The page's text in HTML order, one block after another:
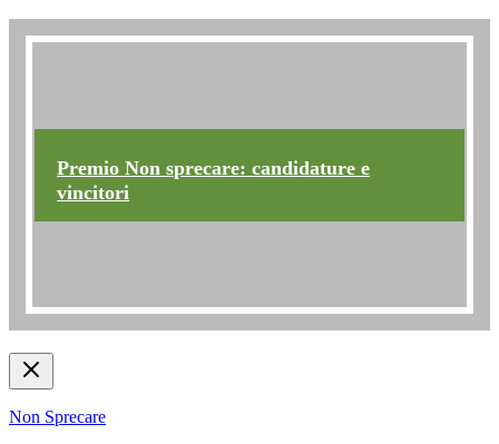
Premio Non sprecare: candidature e
vincitori
Non Sprecare